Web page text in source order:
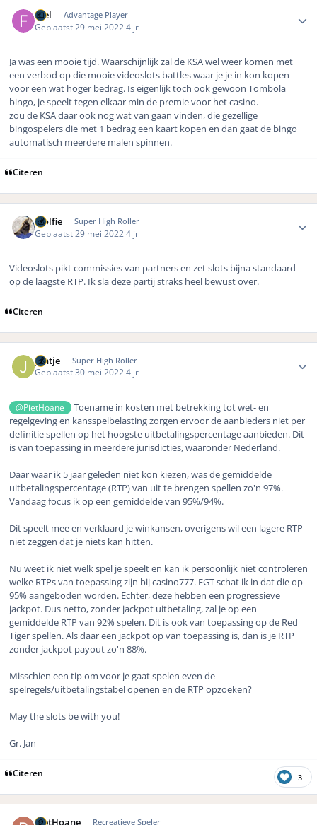
Frel Advantage Player
Geplaatst 29 mei 20224 jr
Ja was een mooie tijd. Waarschijnlijk zal de KSA wel weer komen met
een verbod op die mooie videoslots battles waar je je in kon kopen
voor een wat hoger bedrag. Is eigenlijk toch ook gewoon Tombola
bingo, je speelt tegen elkaar min de premie voor het casino.
zou de KSA daar ook nog wat van gaan vinden, die gezellige
bingospelers die met 1 bedrag een kaart kopen en dan gaat de bingo
automatisch meerdere malen spinnen.
Citeren
Wolfie Super High Roller
Geplaatst 29 mei 20224 jr
Videoslots pikt commissies van partners en zet slots bijna standaard
op de laagste RTP. Ik sla deze partij straks heel bewust over.
Citeren
jantje Super High Roller
Geplaatst30 mei 20224 jr
@PietHoane
Toename in kosten met betrekking tot wet- en
regelgeving en kansspelbelasting zorgen ervoor de aanbieders niet per
definitie spellen op het hoogste uitbetalingspercentage aanbieden. Dit
is van toepassing in meerdere jurisdicties, waaronder Nederland.
Daar waar ik 5 jaar geleden niet kon kiezen, was de gemiddelde
uitbetalingspercentage (RTP) van uit te brengen spellen zo'n 97%.
Vandaag focus ik op een gemiddelde van 95%/94%.
Dit speelt mee en verklaard je winkansen, overigens wil een lagere RTP
niet zeggen dat je niets kan hitten.
Nu weet ik niet welk spel je speelt en kan ik persoonlijk niet controleren
welke RTPs van toepassing zijn bij casino777. EGT schat ik in dat die op
95% aangeboden worden. Echter, deze hebben een progressieve
jackpot. Dus netto, zonder jackpot uitbetaling, zal je op een
gemiddelde RTP van 92% spelen. Dit is ook van toepassing op de Red
Tiger spellen. Als daar een jackpot op van toepassing is, dan is je RTP
zonder jackpot payout zo'n 88%.
Misschien een tip om voor je gaat spelen even de
spelregels/uitbetalingstabel openen en de RTP opzoeken?
May the slots be with you!
Gr. Jan
Citeren 3
PietHoane Recreatieve Speler